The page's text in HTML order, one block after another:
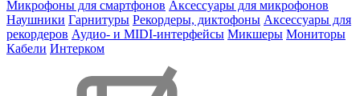
Микрофоны для смартфонов Аксессуары для микрофонов
Наушники Гарнитуры Рекордеры, диктофоны Аксессуары для
рекордеров Аудио- и MIDI-интерфейсы Микшеры Мониторы
Кабели Интерком